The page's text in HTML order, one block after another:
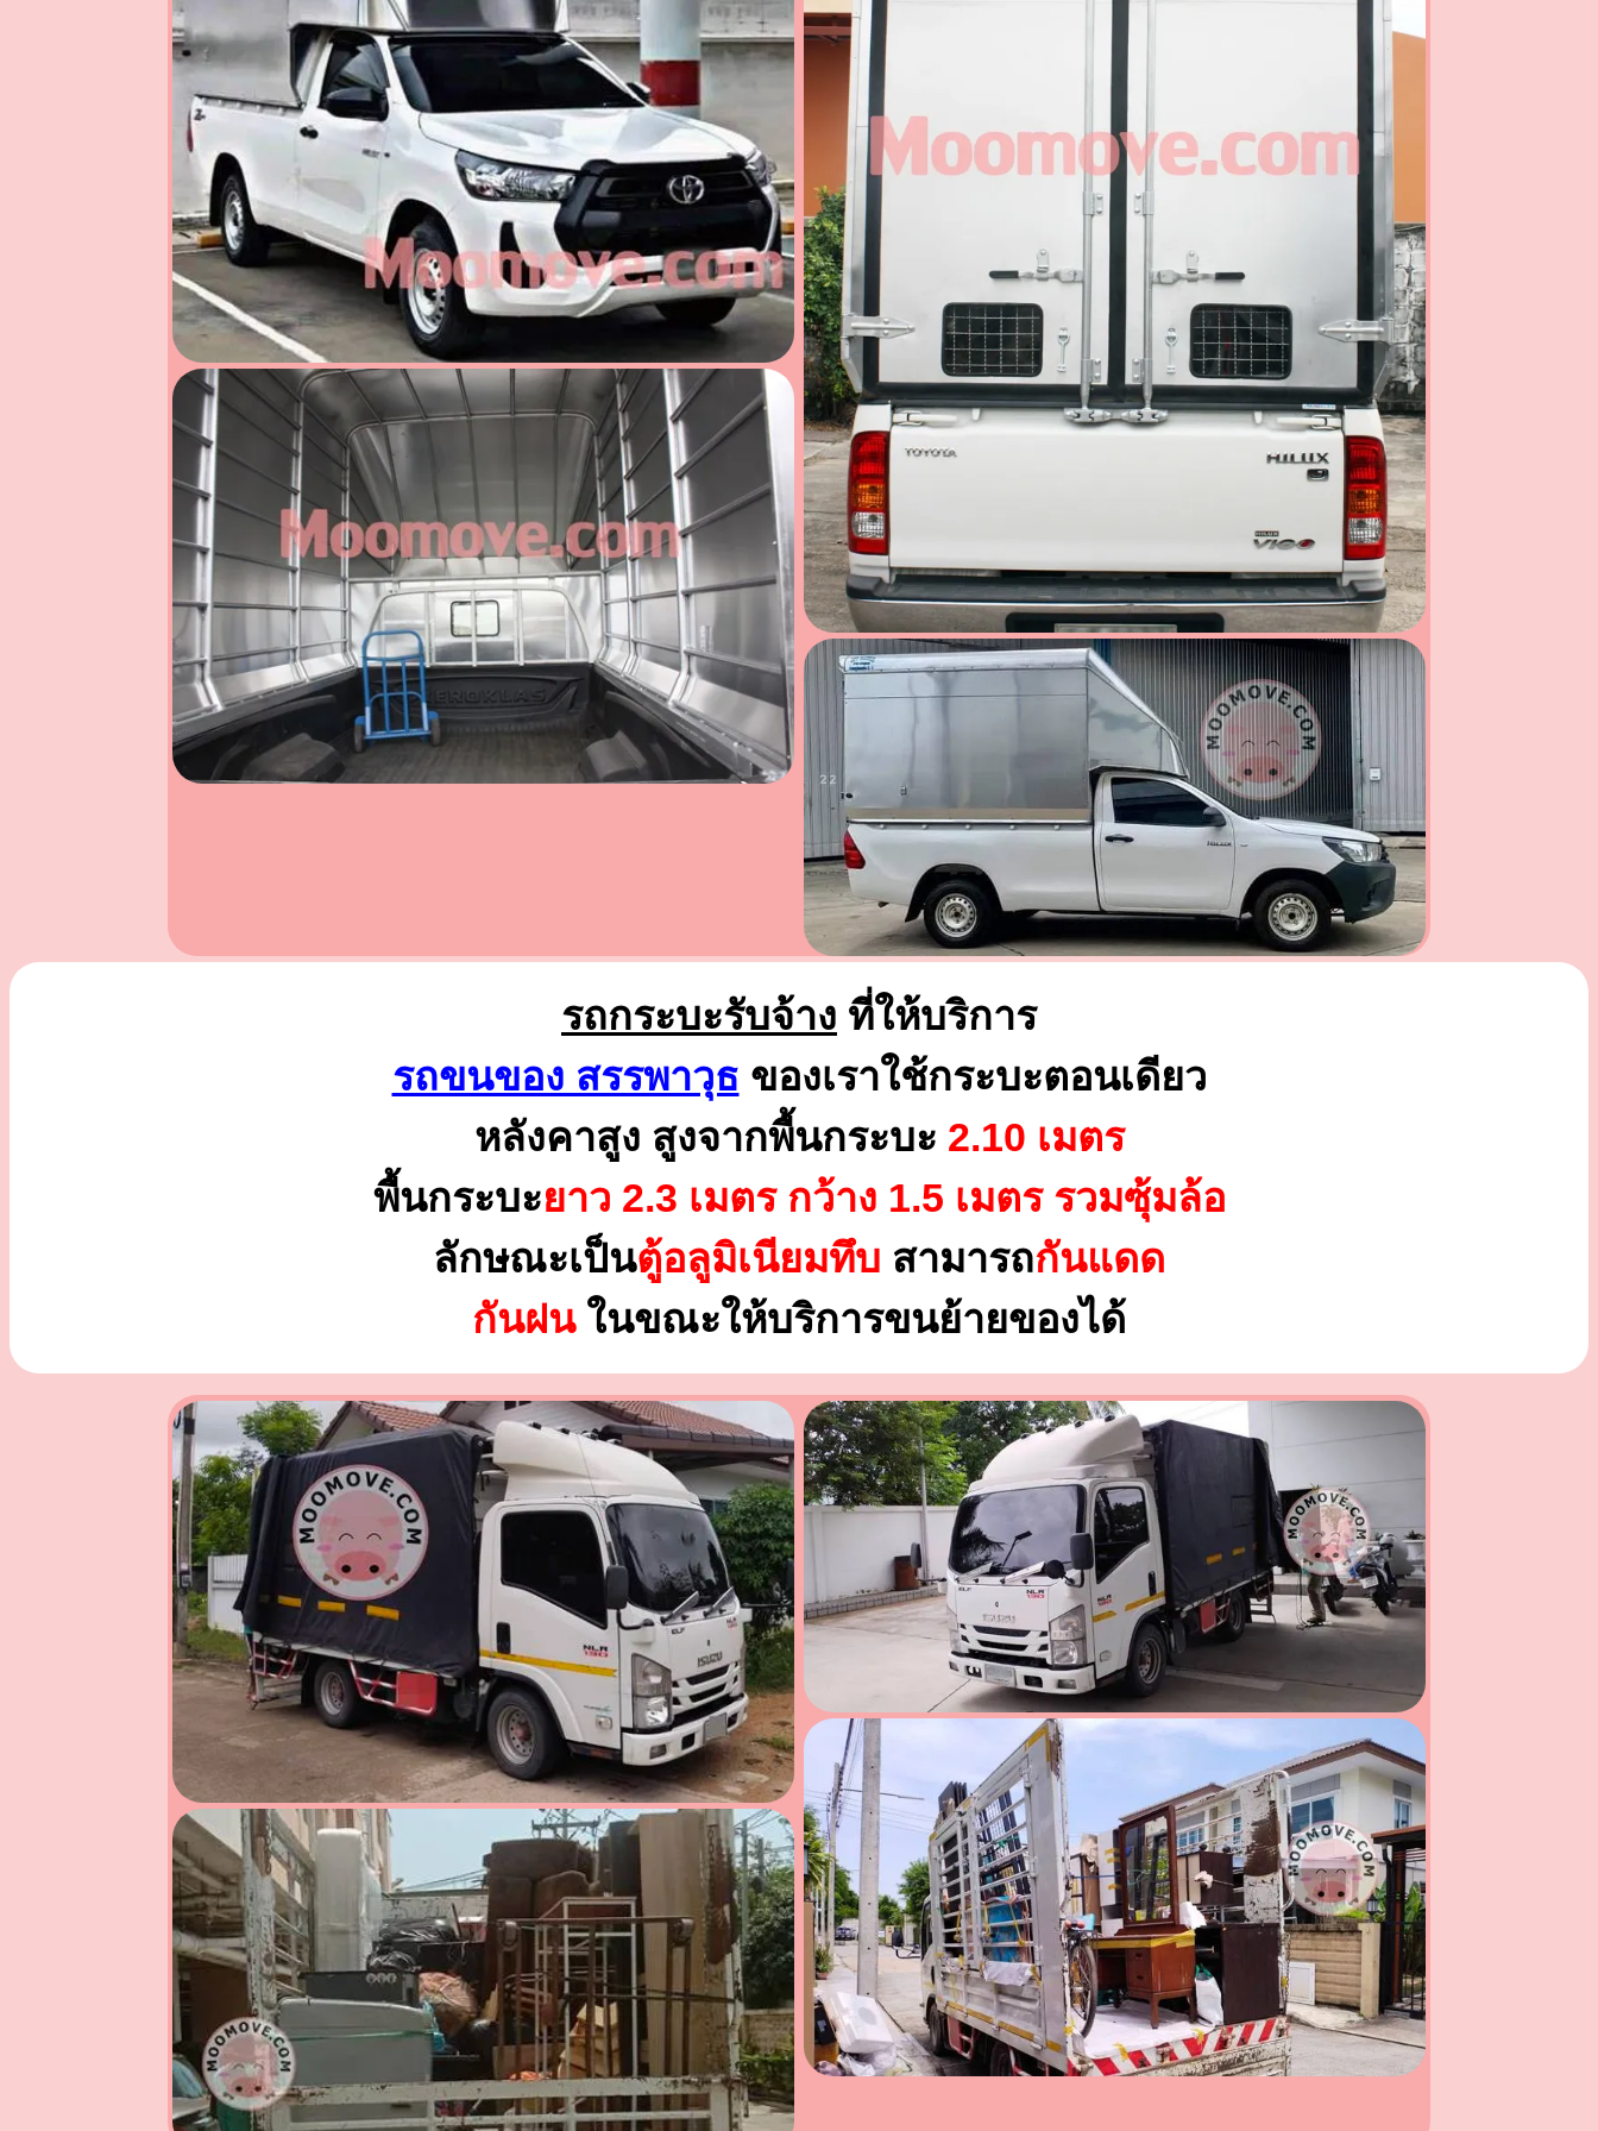
รถกระบะรับจ้าง ที่ให้บริการ
รถขนของ สรรพาวุธ ของเราใช้กระบะตอนเดียว
หลังคาสูง สูงจากพื้นกระบะ 2.10 เมตร
พื้นกระบะยาว 2.3 เมตร กว้าง 1.5 เมตร รวมซุ้มล้อ
ลักษณะเป็นตู้อลูมิเนียมทึบ สามารถกันแดด
กันฝนในขณะให้บริการขนย้ายของได้